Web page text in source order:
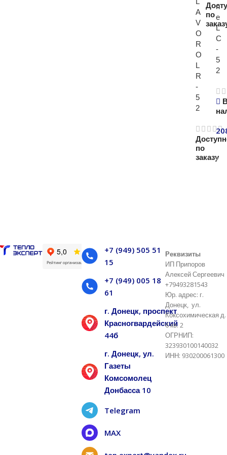
A
V
O
R
O
L
R
-
5
2
по
заказу
по
n
e
L
C
-
5
2
+7 (949) 505 51
15
+7 (949) 005 18
61
г. Донецк, проспект
Красногвардейский
44б
г. Донецк, ул.
Газеты
Комсомолец
Донбасса 10
Telegram
MAX
Реквизиты
ИП Припоров
Алексей Сергеевич
+79493281543
Юр. адрес: г.
Донецк, ул.
Коксохимическая д.
6 кв. 2
ОГРНИП:
323930100140032
ИНН: 930200061300